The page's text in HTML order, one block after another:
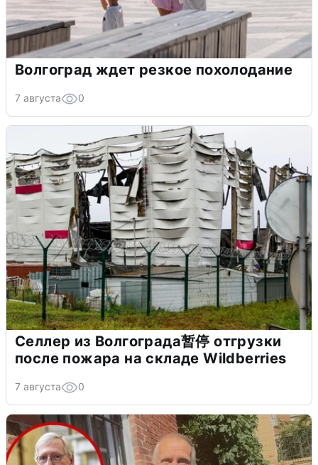
Волгоград ждет резкое похолодание
7 августа 0
Селлер из Волгограда暂停 отгрузки
после пожара на складе Wildberries
7 августа 0